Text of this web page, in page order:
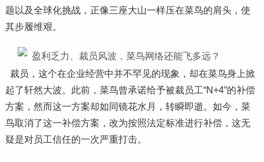
题以及全球化挑战，正像三座大山一样压在菜鸟的肩头，使
其步履维艰。
裁员，这个在企业经营中并不罕见的现象，却在菜鸟身上掀
起了轩然大波。此前，菜鸟曾承诺给予被裁员工“N+4”的补偿
方案，然而这一方案却如同镜花水月，转瞬即逝。如今，菜
鸟取消了这一补偿方案，改为按照法定标准进行补偿，这无
疑是对员工信任的一次严重打击。